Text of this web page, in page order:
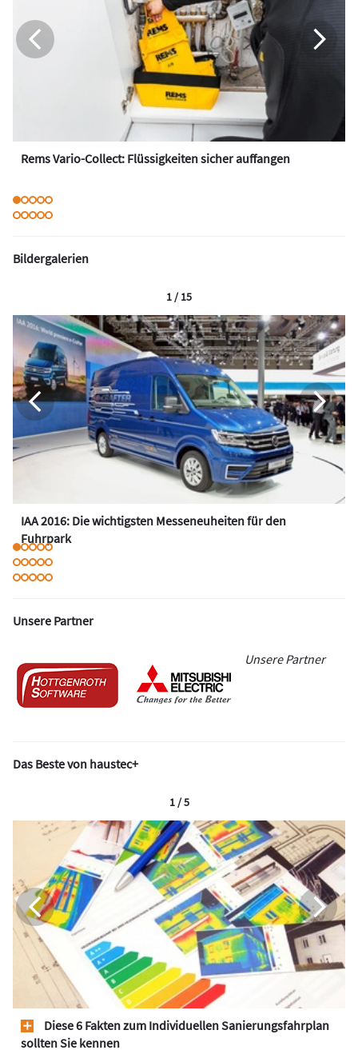
Rems Vario-Collect: Flüssigkeiten sicher auffangen
Bildergalerien
IAA 2016: Die wichtigsten Messeneuheiten für den
Fuhrpark
1 / 15
Unsere Partner
Unsere Partner
Das Beste von haustec+
Diese 6 Fakten zum Individuellen Sanierungsfahrplan
sollten Sie kennen
1 / 5